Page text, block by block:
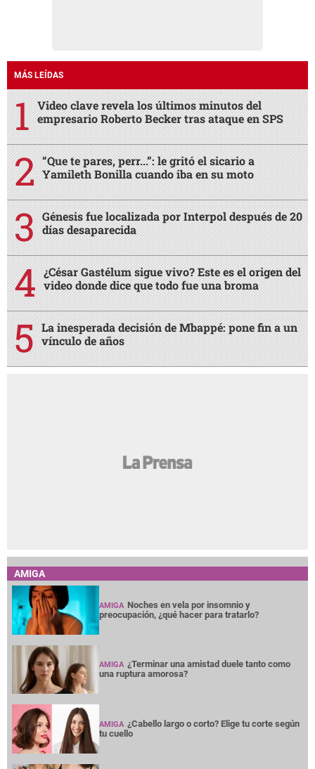
MÁS LEÍDAS
Video clave revela los últimos minutos del
empresario Roberto Becker tras ataque en SPS
“Que te pares, perr...”: le gritó el sicario a
Yamileth Bonilla cuando iba en su moto
Génesis fue localizada por Interpol después de 20
días desaparecida
¿César Gastélum sigue vivo? Este es el origen del
video donde dice que todo fue una broma
La inesperada decisión de Mbappé: pone fin a un
vínculo de años
AMIGA
AMIGA Noches en vela por insomnio y
preocupación, ¿qué hacer para tratarlo?
AMIGA ¿Terminar una amistad duele tanto como
una ruptura amorosa?
AMIGA ¿Cabello largo o corto? Elige tu corte según
tu cuello